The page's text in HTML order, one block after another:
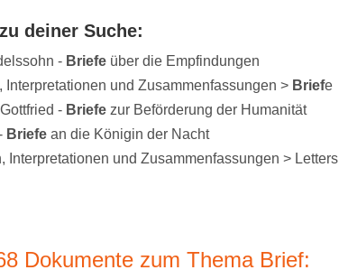
deiner Suche:
- Briefe über die Empfindungen
Interpretationen und Zusammenfassungen > Briefe
- Briefe zur Beförderung der Humanität
Briefe an die Königin der Nacht
Interpretationen und Zusammenfassungen > Letters
Dokumente zum Thema Brief: